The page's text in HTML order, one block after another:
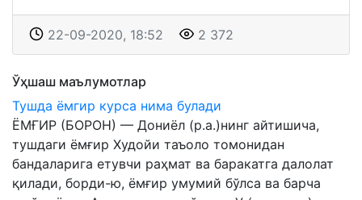
22-09-2020, 18:52 2 372
Ўҳшаш маълумотлар
Тушда ёмгир курса нима булади
ЁМҒИР (БОРОН) — Дониёл (р.а.)нинг айтишича,
тушдаги ёмғир Худойи таъоло томонидан
бандаларига етувчи раҳмат ва баракатга далолат
қилади, борди-ю, ёмғир умумий бўлса ва барча